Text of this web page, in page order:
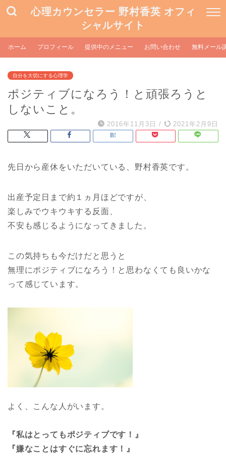
心理カウンセラー 野村香英 オフィ
シャルサイト
ホーム プロフィール 提供中のメニュー お問い合わせ 無料メール
自分を大切にする心理学
ポジティブになろう！と頑張ろうと
しないこと。
2016年11月3日 / 2021年2月9日
先日から産休をいただいている、野村香英です。
出産予定日まで約１ヵ月ほどですが、
楽しみでウキウキする反面、
不安も感じるようになってきました。
この気持ちも今だけだと思うと
無理にポジティブになろう！と思わなくても良いかな
って感じています。
よく、こんな人がいます。
『私はとってもポジティブです！』
『嫌なことはすぐに忘れます！』